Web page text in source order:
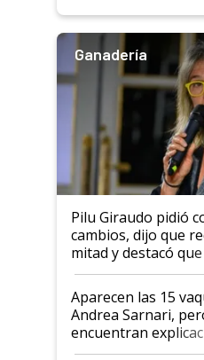
Ganadería
Pilu Giraudo pidió
cambios, dijo que
mitad y destacó
ser "para unos
mandato muy claro
nacional"
Aparecen las 15
Andrea Sarnari,
encuentran
cómo llegaron allí